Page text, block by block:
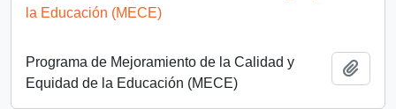
la Educación (MECE)
Programa de Mejoramiento de la Calidad y
Equidad de la Educación (MECE)